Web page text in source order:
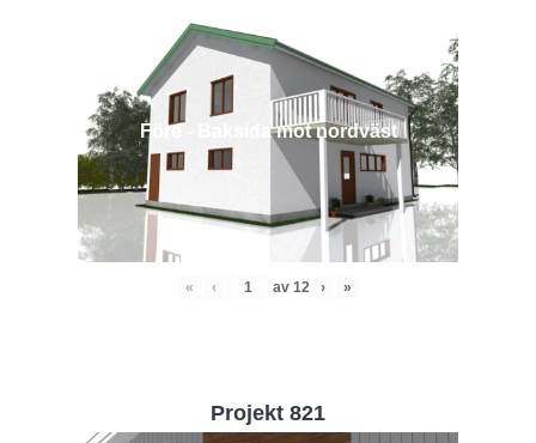
Före - Baksida mot nordväst
« ‹ av 12 › »
Projekt 821